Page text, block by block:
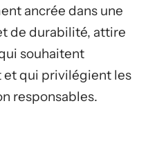
ancrée dans une
de durabilité, attire
souhaitent
qui privilégient les
responsables.